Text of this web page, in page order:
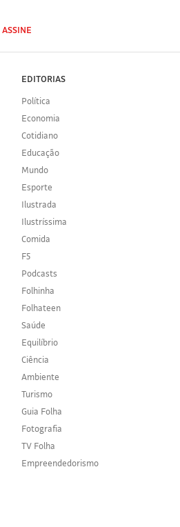
ASSINE
EDITORIAS
Política
Economia
Cotidiano
Educação
Mundo
Esporte
Ilustrada
Ilustríssima
Comida
F5
Podcasts
Folhinha
Folhateen
Saúde
Equilíbrio
Ciência
Ambiente
Turismo
Guia Folha
Fotografia
TV Folha
Empreendedorismo